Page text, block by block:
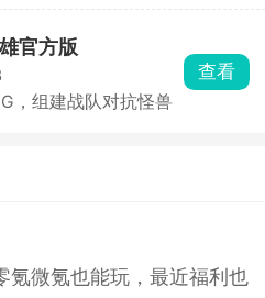
官方版
，组建战队对抗怪兽
查看
氪微氪也能玩，最近福利也